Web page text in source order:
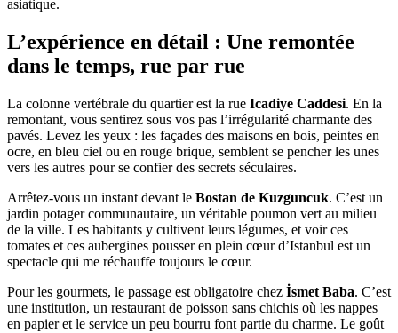
asiatique.
L’expérience en détail : Une remontée
dans le temps, rue par rue
La colonne vertébrale du quartier est la rue Icadiye Caddesi. En la
remontant, vous sentirez sous vos pas l’irrégularité charmante des
pavés. Levez les yeux : les façades des maisons en bois, peintes en
ocre, en bleu ciel ou en rouge brique, semblent se pencher les unes
vers les autres pour se confier des secrets séculaires.
Arrêtez-vous un instant devant le Bostan de Kuzguncuk. C’est un
jardin potager communautaire, un véritable poumon vert au milieu
de la ville. Les habitants y cultivent leurs légumes, et voir ces
tomates et ces aubergines pousser en plein cœur d’Istanbul est un
spectacle qui me réchauffe toujours le cœur.
Pour les gourmets, le passage est obligatoire chez İsmet Baba. C’est
une institution, un restaurant de poisson sans chichis où les nappes
en papier et le service un peu bourru font partie du charme. Le goût